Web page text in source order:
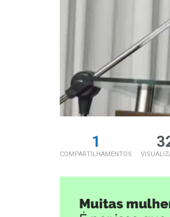
1
COMPARTILHAMENTOS